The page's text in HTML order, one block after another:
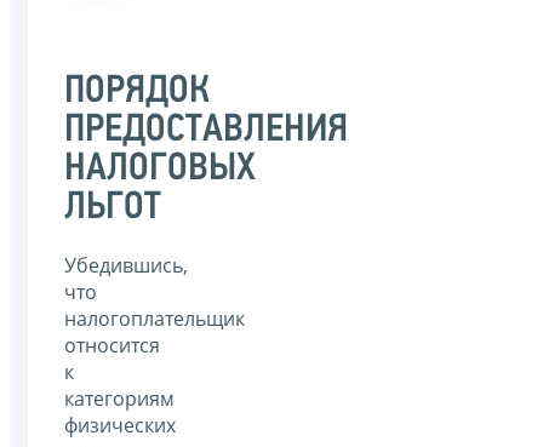
ПОРЯДОК
ПРЕДОСТАВЛЕНИЯ
НАЛОГОВЫХ
ЛЬГОТ
Убедившись,
что
налогоплательщик
относится
к
категориям
физических